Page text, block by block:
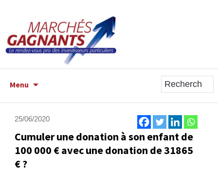
Menu
25/06/2020
Cumuler une donation à son enfant de
100 000 € avec une donation de 31865
€ ?